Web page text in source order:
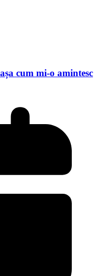
cum mi-o amintesc